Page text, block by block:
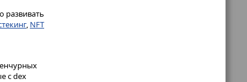
развивать
, NFT
с dex